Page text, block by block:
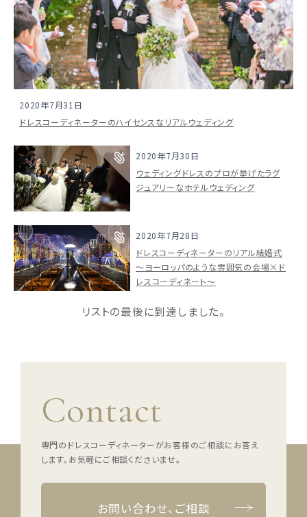
2020年7月31日
ドレスコーディネーターのハイセンスなリアルウェディング
2020年7月30日
ウェディングドレスのプロが挙げたラグ
ジュアリーなホテルウェディング
2020年7月28日
ドレスコーディネーターのリアル結婚式
～ヨーロッパのような雰囲気の会場×ド
レスコーディネート～
リストの最後に到達しました。
Contact
専門のドレスコーディネーターがお客様のご相談にお答え
します。 お気軽にご相談くださいませ。
お問い合わせ、ご相談